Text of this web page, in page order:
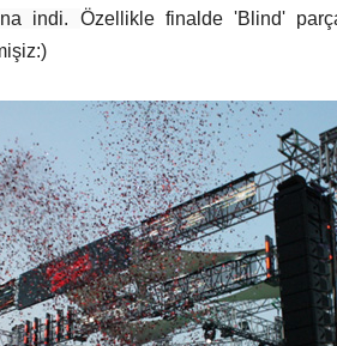
indi. Özellikle finalde 'Blind'